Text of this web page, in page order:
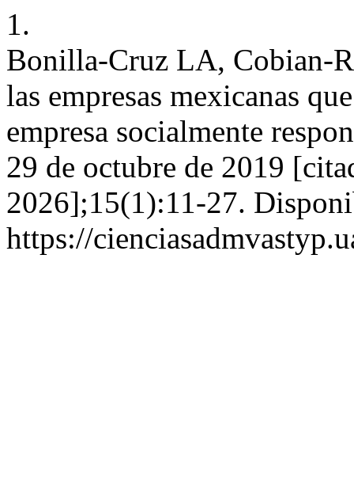
1.
Bonilla-Cruz LA, Cobian-
las empresas mexicanas
empresa socialmente
29 de octubre de 2019
2026];15(1):11-27.
https://